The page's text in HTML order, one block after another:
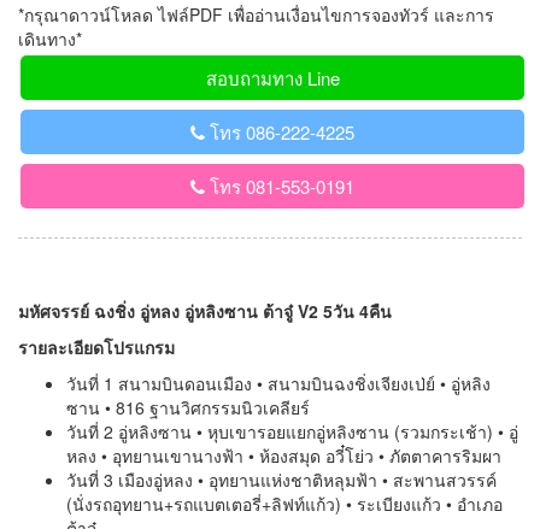
*กรุณาดาวน์โหลด ไฟล์PDF เพื่ออ่านเงื่อนไขการจองทัวร์ และการ
เดินทาง*
สอบถามทาง Line
โทร 086-222-4225
โทร 081-553-0191
มหัศจรรย์ ฉงชิ่ง อู่หลง อู่หลิงซาน ต้าจู๋ V2 5วัน 4คืน
รายละเอียดโปรแกรม
วันที่ 1 สนามบินดอนเมือง • สนามบินฉงชิ่งเจียงเป่ย์ • อู่หลิง
ซาน • 816 ฐานวิศกรรมนิวเคลียร์
วันที่ 2 อู่หลิงซาน • หุบเขารอยแยกอู่หลิงซาน (รวมกระเช้า) • อู่
หลง • อุทยานเขานางฟ้า • ห้องสมุด อวี๋โย่ว • ภัตตาคารริมผา
วันที่ 3 เมืองอู่หลง • อุทยานแห่งชาติหลุมฟ้า • สะพานสวรรค์
(นั่งรถอุทยาน+รถแบตเตอรี่+ลิฟท์แก้ว) • ระเบียงแก้ว • อำเภอ